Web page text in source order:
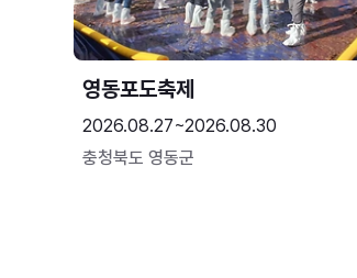
영동포도축제
2026.08.27~2026.08.30
충청북도 영동군